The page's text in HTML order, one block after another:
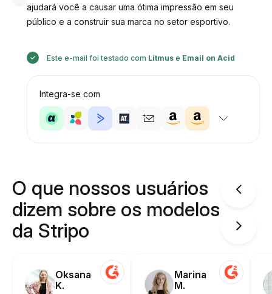
ajudará você a causar uma ótima impressão em seu
público e a construir sua marca no setor esportivo.
Este e-mail foi testado com Litmus e Email on Acid
Integra-se com
O que nossos usuários
dizem sobre os modelos
da Stripo
Oksana
K.
Marina
M.